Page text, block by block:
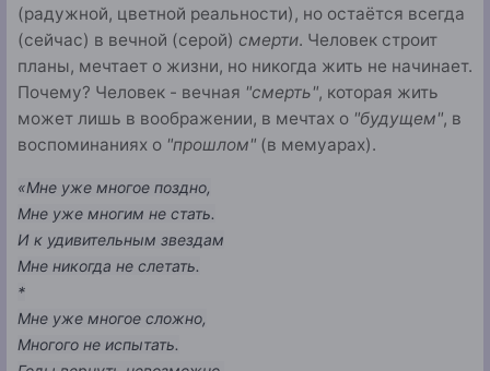
(радужной, цветной реальности), но остаётся всегда
(сейчас) в вечной (серой) смерти. Человек строит
планы, мечтает о жизни, но никогда жить не начинает.
Почему? Человек - вечная "смерть", которая жить
может лишь в воображении, в мечтах о "будущем", в
воспоминаниях о "прошлом" (в мемуарах).
«Мне уже многое поздно,
Мне уже многим не стать.
И к удивительным звездам
Мне никогда не слетать.
*
Мне уже многое сложно,
Многого не испытать.